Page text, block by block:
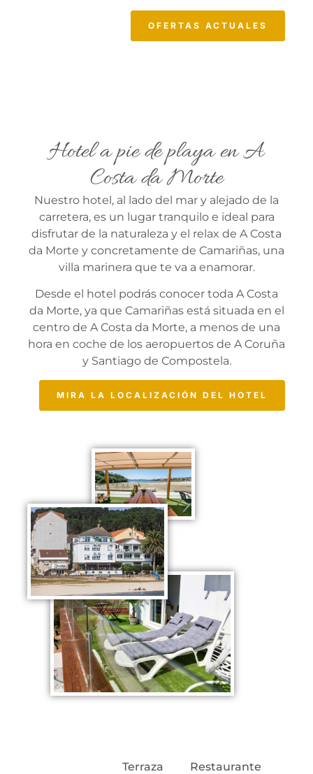
OFERTAS ACTUALES
Hotel a pie de playa en A
Costa da Morte
Nuestro hotel, al lado del mar y alejado de la
carretera, es un lugar tranquilo e ideal para
disfrutar de la naturaleza y el relax de A Costa
da Morte y concretamente de Camariñas, una
villa marinera que te va a enamorar.
Desde el hotel podrás conocer toda A Costa
da Morte, ya que Camariñas está situada en el
centro de A Costa da Morte, a menos de una
hora en coche de los aeropuertos de A Coruña
y Santiago de Compostela.
MIRA LA LOCALIZACIÓN DEL HOTEL
Terraza Restaurante